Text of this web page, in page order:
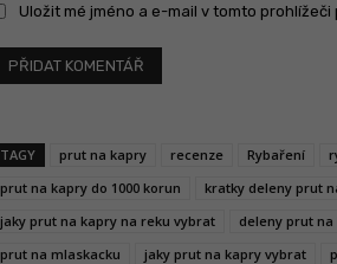
Uložit mé jméno a e-mail v tomto prohlížeči
TAGY prut na kapry recenze Rybaření
prut na kapry do 1000 korun
kratky deleny prut
jaky prut na kapry na reku vybrat
deleny prut na
prut na mlaskacku
jaky prut na kapry vybrat